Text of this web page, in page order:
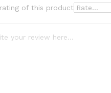
rating of this product